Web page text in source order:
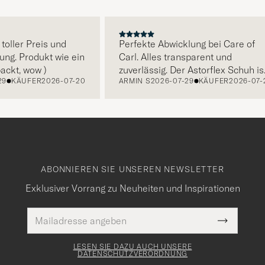
Preis und
wie ein
wow )
2026-07-20
Perfekte Abwicklung bei Care of
Carl. Alles transparent und
zuverlässig. Der Astorflex Schuh ist
bequem, top verarbeitet. Rundum
ARMIN S2026-07-29 KÄUFER2026-07-20
ABONNIEREN SIE UNSEREN NEWSLETTER
Exklusiver Vorrang zu Neuheiten und Inspirationen
Mail
Adresse
Pflichtfeld
Submit
Newsletter
LESEN SIE DAZU AUCH UNSERE
DATENSCHUTZVERORDNUNG